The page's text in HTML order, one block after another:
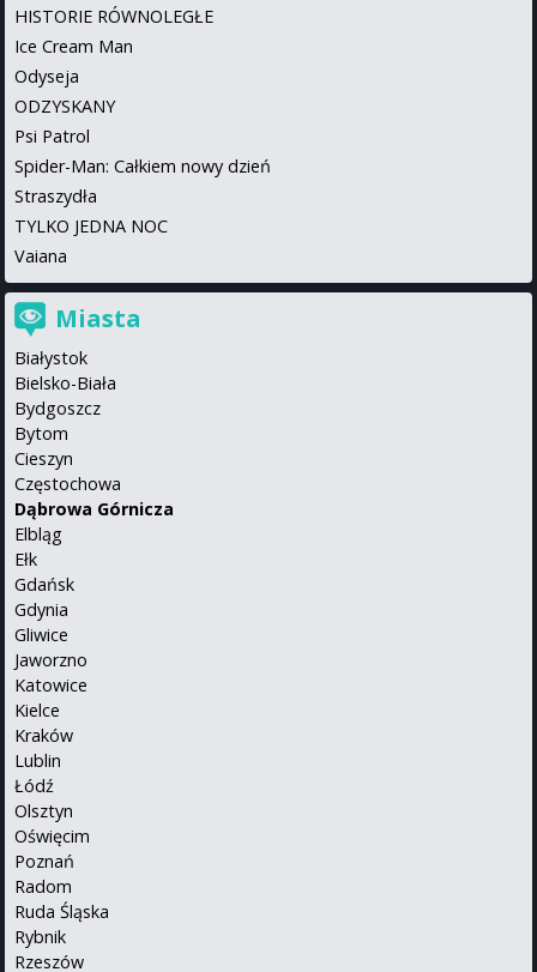
HISTORIE RÓWNOLEGŁE
Ice Cream Man
Odyseja
ODZYSKANY
Psi Patrol
Spider-Man: Całkiem nowy dzień
Straszydła
TYLKO JEDNA NOC
Vaiana
Miasta
Białystok
Bielsko-Biała
Bydgoszcz
Bytom
Cieszyn
Częstochowa
Dąbrowa Górnicza
Elbląg
Ełk
Gdańsk
Gdynia
Gliwice
Jaworzno
Katowice
Kielce
Kraków
Lublin
Łódź
Olsztyn
Oświęcim
Poznań
Radom
Ruda Śląska
Rybnik
Rzeszów